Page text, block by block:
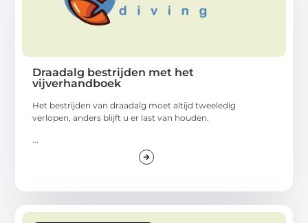
Draadalg bestrijden met het
vijverhandboek
Het bestrijden van draadalg moet altijd tweeledig
verlopen, anders blijft u er last van houden.
...